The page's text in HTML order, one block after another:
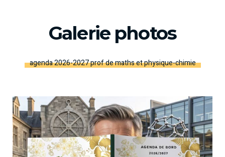
Galerie photos
agenda 2026-2027 prof de maths et physique-chimie